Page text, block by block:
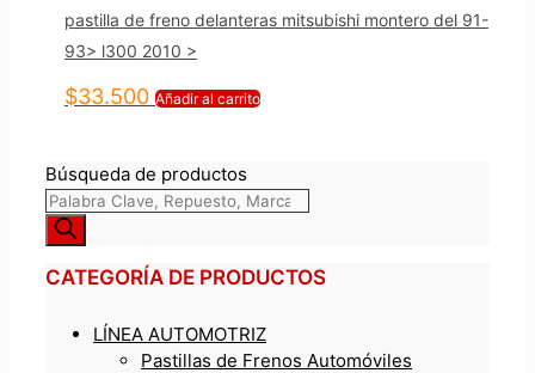
pastilla de freno delanteras mitsubishi montero del 91-
93> l300 2010 >
$33.500 Añadir al carrito
Búsqueda de productos
CATEGORÍA DE PRODUCTOS
LÍNEA AUTOMOTRIZ
Pastillas de Frenos Automóviles